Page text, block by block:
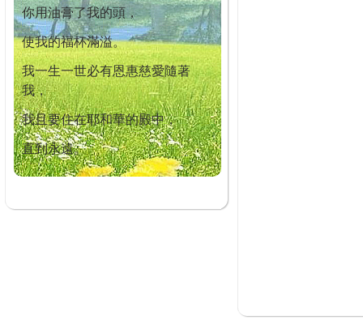
你用油膏了我的頭，
使我的福杯滿溢。
我一生一世必有恩惠慈愛隨著
我，
我且要住在耶和華的殿中，
直到永遠。